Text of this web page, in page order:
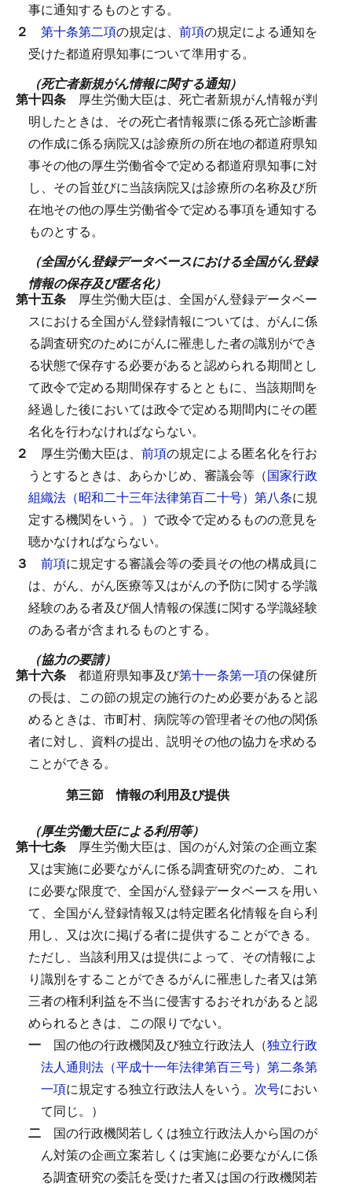
事に通知するものとする。
２ 第十条第二項の規定は、 前項の規定による通知を
受けた都道府県知事について準用する。
（死亡者新規がん情報に関する通知）
第十四条 厚生労働大臣は、死亡者新規がん情報が判
明したときは、その死亡者情報票に係る死亡診断書
の作成に係る病院又は診療所の所在地の都道府県知
事その他の厚生労働省令で定める都道府県知事に対
し、その旨並びに当該病院又は診療所の名称及び所
在地その他の厚生労働省令で定める事項を通知する
ものとする。
（全国がん登録データベースにおける全国がん登録
情報の保存及び匿名化）
第十五条 厚生労働大臣は、全国がん登録データベー
スにおける全国がん登録情報については、がんに係
る調査研究のためにがんに罹患した者の識別ができ
る状態で保存する必要があると認められる期間とし
て政令で定める期間保存するとともに、当該期間を
経過した後においては政令で定める期間内にその匿
名化を行わなければならない。
２ 厚生労働大臣は、 前項の規定による匿名化を行お
うとするときは、あらかじめ、審議会等（国家行政
組織法（昭和二十三年法律第百二十号）第八条に規
定する機関をいう。）で政令で定めるものの意見を
聴かなければならない。
３ 前項に規定する審議会等の委員その他の構成員に
は、がん、がん医療等又はがんの予防に関する学識
経験のある者及び個人情報の保護に関する学識経験
のある者が含まれるものとする。
（協力の要請）
第十六条 都道府県知事及び第十一条第一項の保健所
の長は、この節の規定の施行のため必要があると認
めるときは、市町村、病院等の管理者その他の関係
者に対し、資料の提出、説明その他の協力を求める
ことができる。
第三節 情報の利用及び提供
（厚生労働大臣による利用等）
第十七条 厚生労働大臣は、国のがん対策の企画立案
又は実施に必要ながんに係る調査研究のため、これ
に必要な限度で、全国がん登録データベースを用い
て、全国がん登録情報又は特定匿名化情報を自ら利
用し、又は次に掲げる者に提供することができる。
ただし、当該利用又は提供によって、その情報によ
り識別をすることができるがんに罹患した者又は第
三者の権利利益を不当に侵害するおそれがあると認
められるときは、この限りでない。
一 国の他の行政機関及び独立行政法人（独立行政
法人通則法（平成十一年法律第百三号）第二条第
一項に規定する独立行政法人をいう。 次号におい
て同じ。）
二 国の行政機関若しくは独立行政法人から国のが
ん対策の企画立案若しくは実施に必要ながんに係
る調査研究の委託を受けた者又は国の行政機関若